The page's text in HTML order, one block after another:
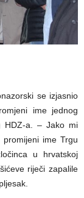
se izjasnio
ime jednog
HDZ-a. – Jako mi
ime Trgu
u hrvatskoj
riječi zapalile